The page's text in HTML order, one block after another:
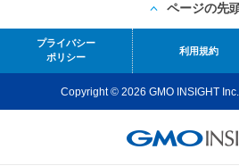
ページの先
プライバシー
ポリシー
利用規約
Copyright © 2026 GMO INSIGHT